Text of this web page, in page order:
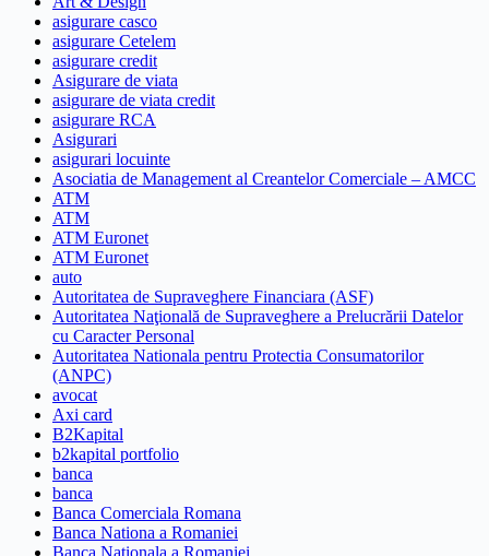
asigurare casco
asigurare Cetelem
asigurare credit
Asigurare de viata
asigurare de viata credit
asigurare RCA
Asigurari
asigurari locuinte
Asociatia de Management al Creantelor Comerciale – AMCC
ATM
ATM
ATM Euronet
ATM Euronet
auto
Autoritatea de Supraveghere Financiara (ASF)
Autoritatea Naţională de Supraveghere a Prelucrării Datelor
cu Caracter Personal
Autoritatea Nationala pentru Protectia Consumatorilor
(ANPC)
avocat
Axi card
B2Kapital
b2kapital portfolio
banca
banca
Banca Comerciala Romana
Banca Nationa a Romaniei
Banca Nationala a Romaniei